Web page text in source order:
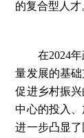
的复合型人才
在2024年
量发展的基础
促进乡村振
中心的投入
进一步凸显